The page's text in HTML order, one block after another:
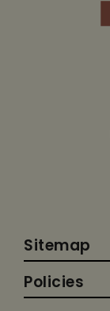
Sitemap
Policies